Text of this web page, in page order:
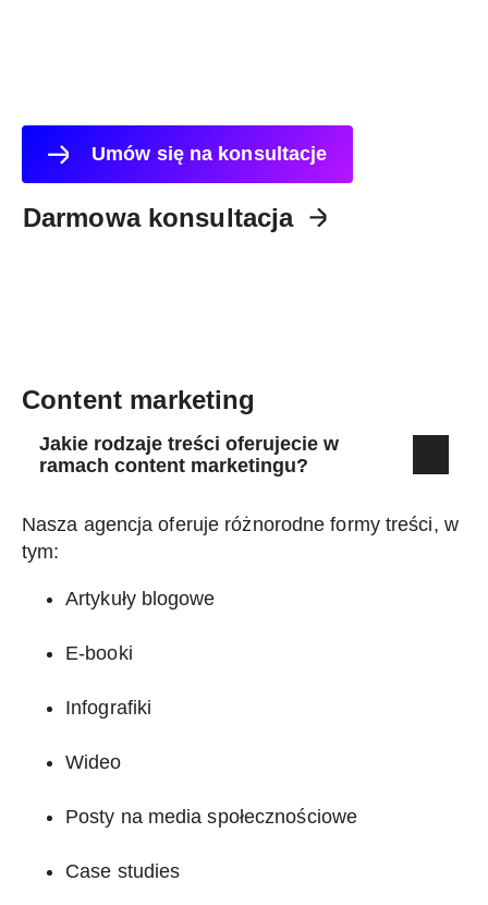
Umów się na konsultacje
Darmowa konsultacja
Content marketing
Jakie rodzaje treści oferujecie w
ramach content marketingu?
Nasza agencja oferuje różnorodne formy treści, w
tym:
Artykuły blogowe
E-booki
Infografiki
Wideo
Posty na media społecznościowe
Case studies